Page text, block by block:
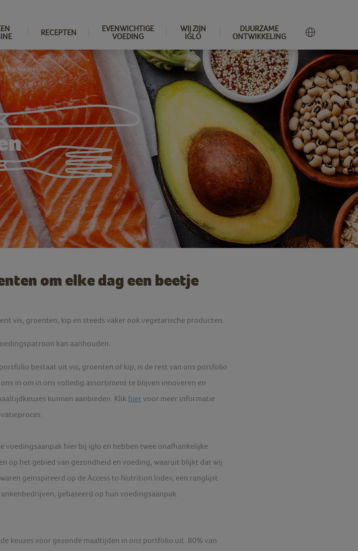
RECEPTEN
EVENWICHTIGE
VOEDING
WIJ ZIJN
IGLO
DUURZAME
ONTWIKKELING
om elke dag een beetje
vis, groenten, kip en steeds vaker ook vegetarische producten.
kan aanhouden.
bestaat uit vis, groenten of kip, is de rest van ons portfolio
in om in ons volledig assortiment te blijven innoveren en
kunnen aanbieden. Klik hier voor meer informatie
voedingsaanpak hier bij iglo en hebben twee onafhankelijke
op het gebied van gezondheid en voeding, waaruit blijkt dat wij
geïnspireerd op de Access to Nutrition Index, een ranglijst
gebaseerd op hun voedingsaanpak.
keuzes voor gezonde maaltijden in ons portfolio uit. 80% van